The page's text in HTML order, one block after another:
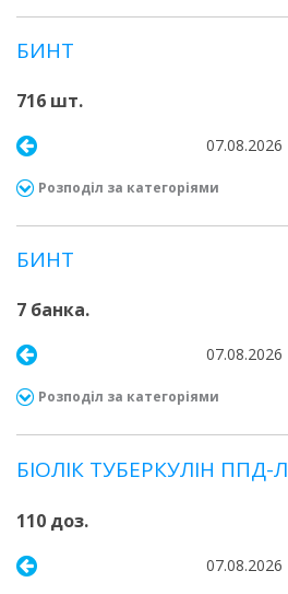
БИНТ
716 шт.
07.08.2026
Розподіл за категоріями
БИНТ
7 банка.
07.08.2026
Розподіл за категоріями
БІОЛІК ТУБЕРКУЛІН ППД-Л
110 доз.
07.08.2026